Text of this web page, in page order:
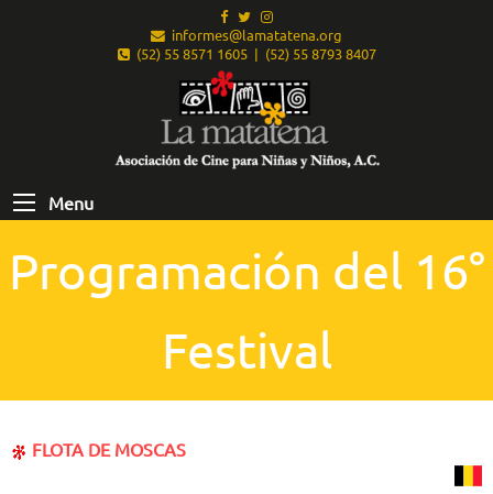
informes@lamatatena.org
(52) 55 8571 1605 | (52) 55 8793 8407
Menu
Programación del 16°
Festival
FLOTA DE MOSCAS